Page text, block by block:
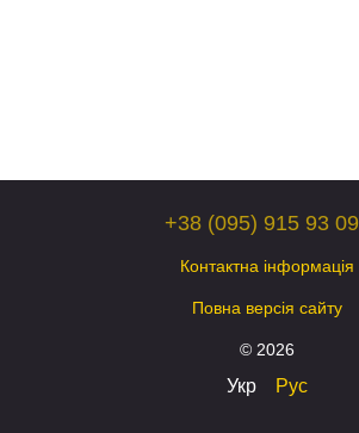
+38 (095) 915 93 09
Контактна інформація
Повна версія сайту
© 2026
Укр Рус